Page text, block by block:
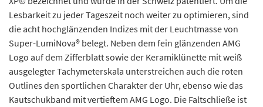
Lesbarkeit zu jeder Tageszeit noch weiter zu optimieren, sind
die acht hochglänzenden Indizes mit der Leuchtmasse von
Super-LumiNova® belegt. Neben dem fein glänzenden AMG
Logo auf dem Zifferblatt sowie der Keramiklünette mit weiß
ausgelegter Tachymeterskala unterstreichen auch die roten
Outlines den sportlichen Charakter der Uhr, ebenso wie das
Kautschukband mit vertieftem AMG Logo. Die Faltschließe ist